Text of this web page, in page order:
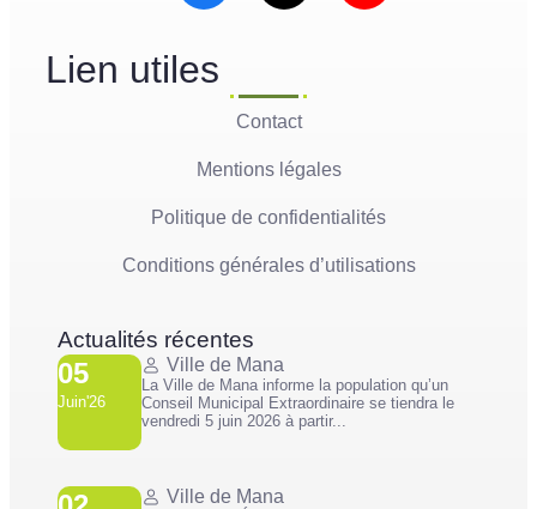
Lien utiles
Contact
Mentions légales
Politique de confidentialités
Conditions générales d’utilisations
Actualités récentes
05
Juin'26
Ville de Mana
La Ville de Mana informe la population qu’un
Conseil Municipal Extraordinaire se tiendra le
vendredi 5 juin 2026 à partir...
Ville de Mana